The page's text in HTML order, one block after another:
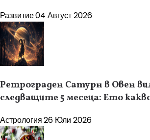
Развитие04 Август 2026
Ретрограден Сатурн в Овен
следващите 5 месеца: Ето
Астрология26 Юли 2026